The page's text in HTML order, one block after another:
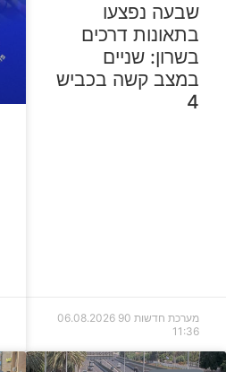
שבעה נפצעו
בתאונות דרכים
בשרון: שניים
במצב קשה בכביש
4
מערכת חדשות 90
06.08.2026
11:36